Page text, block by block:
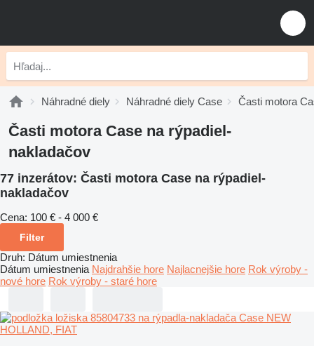
Náhradné diely Náhradné diely Case Časti motora
Časti motora Case na rýpadiel-
nakladačov
77 inzerátov: Časti motora Case na rýpadiel-
nakladačov
Cena: 100 € - 4 000 €
Filter
Druh: Dátum umiestnenia
Dátum umiestnenia Najdrahšie hore Najlacnejšie hore Rok výroby -
nové hore Rok výroby - staré hore